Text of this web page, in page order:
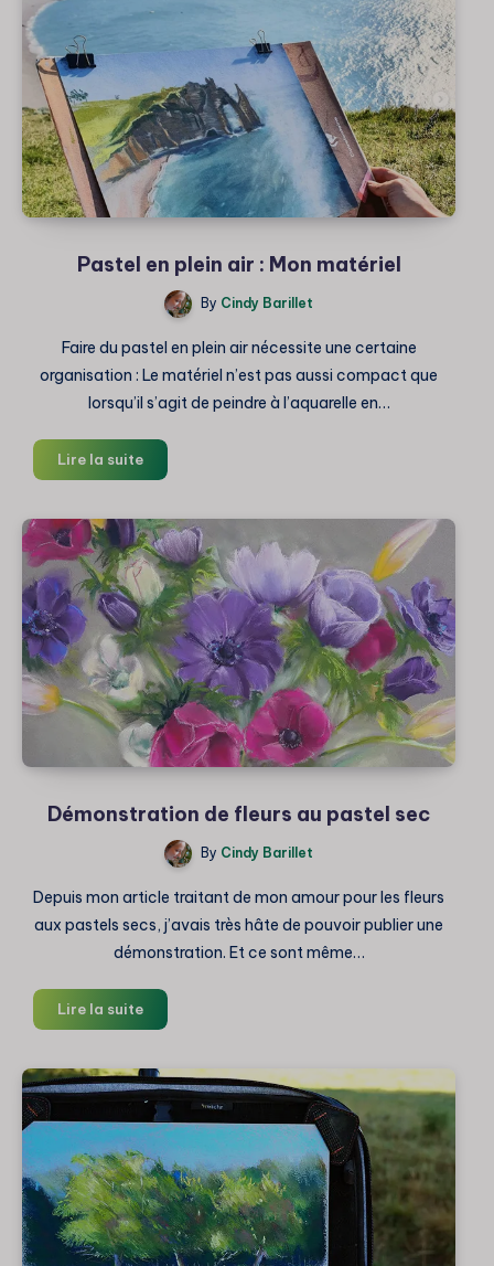
pastel
sec
Pastel en plein air : Mon matériel
By Cindy Barillet
Faire du pastel en plein air nécessite une certaine
organisation : Le matériel n’est pas aussi compact que
lorsqu’il s’agit de peindre à l’aquarelle en…
Lire la suitePastel
en
air
:
Mon
matériel
Démonstration de fleurs au pastel sec
By Cindy Barillet
Depuis mon article traitant de mon amour pour les fleurs
aux pastels secs, j’avais très hâte de pouvoir publier une
démonstration. Et ce sont même…
Lire la suiteDémonstration
de
au
pastel
sec